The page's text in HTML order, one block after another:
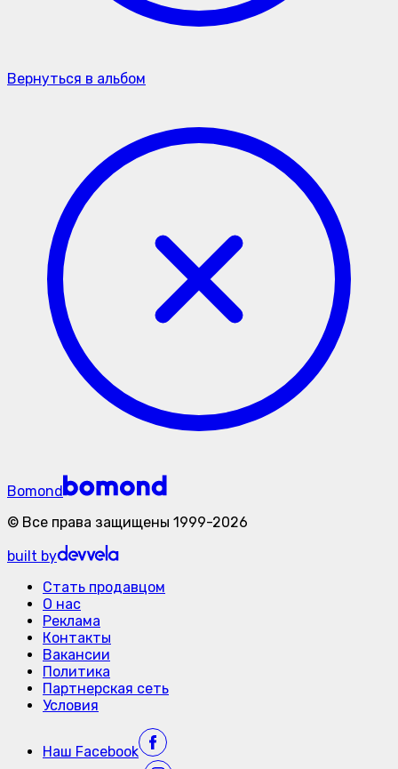
Вернуться в альбом
Bomond
© Все права защищены 1999-2026
built by
Стать продавцом
О нас
Реклама
Контакты
Вакансии
Политика
Партнерская сеть
Условия
Наш Facebook